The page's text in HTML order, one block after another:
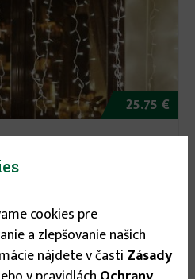
25.75 €
biela 2mx1m KAF
cookies pre
a zlepšovanie našich
nájdete v časti Zásady